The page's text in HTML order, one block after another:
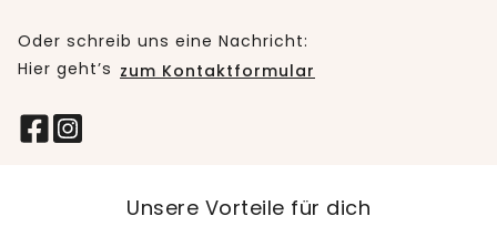
Oder schreib uns eine Nachricht:
Hier geht’s zum Kontaktformular
Unsere Vorteile für dich